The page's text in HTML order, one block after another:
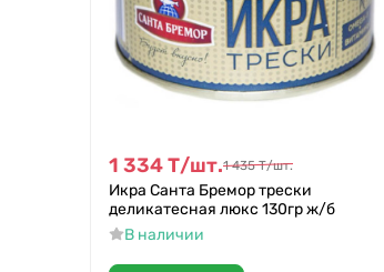
1 334Т/шт.1 435 Т/шт.
Икра Санта Бремор трески
деликатесная люкс 130гр ж/б
В наличии